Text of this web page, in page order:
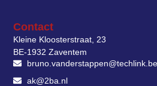
Contact
Kleine Kloosterstraat, 23
BE-1932 Zaventem
bruno.vanderstappen@techlink.be
ak@2ba.nl